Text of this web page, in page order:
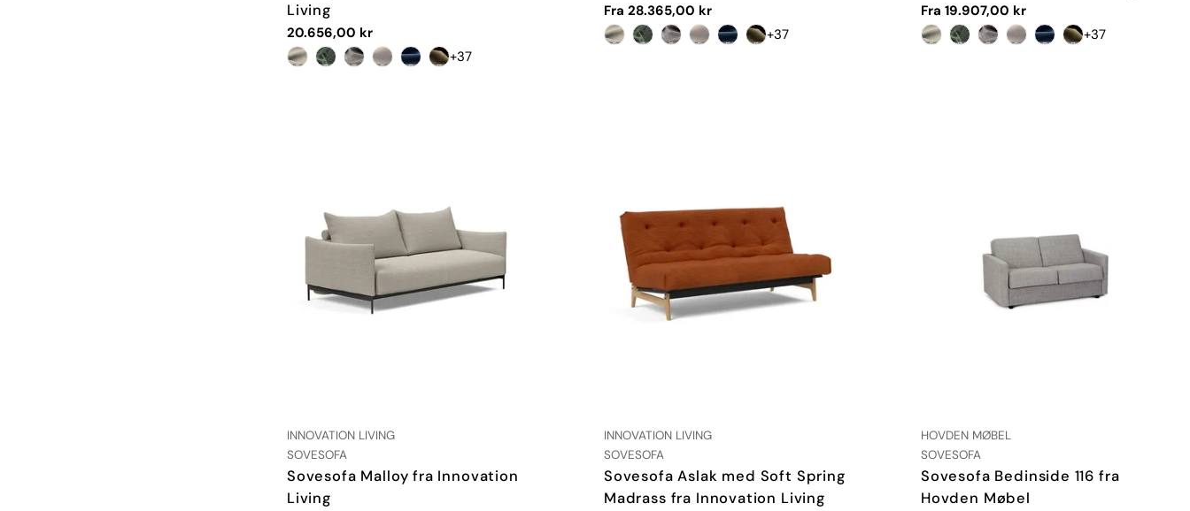
Living
Vanlig
pris
20.656,00 kr
+37
Vanlig
pris
Fra 28.365,00 kr
+37
Vanlig
pris
Fra 19.907,00 kr
+37
LEVERANDØR:
INNOVATION LIVING
TYPE:
SOVESOFA
Sovesofa Malloy fra Innovation
Living
LEVERANDØR:
INNOVATION LIVING
TYPE:
SOVESOFA
Sovesofa Aslak med Soft Spring
Madrass fra Innovation Living
LEVERANDØR:
HOVDEN MØBEL
TYPE:
SOVESOFA
Sovesofa Bedinside 116 fra
Hovden Møbel